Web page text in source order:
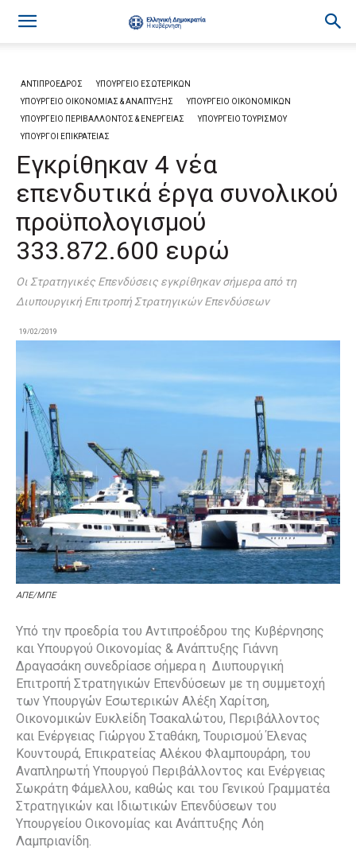
ΑΝΤΙΠΡΟΕΔΡΟΣ
ΥΠΟΥΡΓΕΙΟ ΕΣΩΤΕΡΙΚΩΝ
ΥΠΟΥΡΓΕΙΟ ΟΙΚΟΝΟΜΙΑΣ & ΑΝΑΠΤΥΞΗΣ
ΥΠΟΥΡΓΕΙΟ ΟΙΚΟΝΟΜΙΚΩΝ
ΥΠΟΥΡΓΕΙΟ ΠΕΡΙΒΑΛΛΟΝΤΟΣ & ΕΝΕΡΓΕΙΑΣ
ΥΠΟΥΡΓΕΙΟ ΤΟΥΡΙΣΜΟΥ
ΥΠΟΥΡΓΟΙ ΕΠΙΚΡΑΤΕΙΑΣ
Eγκρίθηκαν 4 νέα
επενδυτικά έργα συνολικού
προϋπολογισμού
333.872.600 ευρώ
Οι Στρατηγικές Επενδύσεις εγκρίθηκαν σήμερα από τη
Διυπουργική Επιτροπή Στρατηγικών Επενδύσεων
19/02/2019
ΑΠΕ/ΜΠΕ
Υπό την προεδρία του Αντιπροέδρου της Κυβέρνησης
και Υπουργού Οικονομίας & Ανάπτυξης Γιάννη
Δραγασάκη συνεδρίασε σήμερα η Διυπουργική
Επιτροπή Στρατηγικών Επενδύσεων με τη συμμετοχή
των Υπουργών Εσωτερικών Αλέξη Χαρίτση,
Οικονομικών Ευκλείδη Τσακαλώτου, Περιβάλλοντος
και Ενέργειας Γιώργου Σταθάκη, Τουρισμού Έλενας
Κουντουρά, Επικρατείας Αλέκου Φλαμπουράρη, του
Αναπληρωτή Υπουργού Περιβάλλοντος και Ενέργειας
Σωκράτη Φάμελλου, καθώς και του Γενικού Γραμματέα
Στρατηγικών και Ιδιωτικών Επενδύσεων του
Υπουργείου Οικονομίας και Ανάπτυξης Λόη
Λαμπριανίδη.